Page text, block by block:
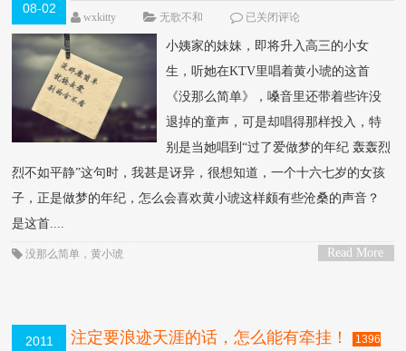
08-02
wxkitty 无歌不和 已关闭评论
小姨家的妹妹，即将升入高三的小女
生，听她在KTV里唱着黄小琥的这首
《没那么简单》，嗓音里还带着些许没
退掉的童声，可是却唱得那样投入，特
别是当她唱到“过了爱做梦的年纪 轰轰烈
烈不如平静”这句时，我甚是讶异，很想知道，一个十六七岁的女孩
子，正是做梦的年纪，怎么会喜欢黄小琥这样颇有些沧桑的声音？
是这首....
Read More
没那么简单 ，黄小琥
2011
注定要浪迹天涯的话，怎么能有牵挂！ 1396